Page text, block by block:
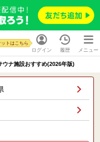
ログイン
トはこちら
履歴 メニュー
ウナ施設おすすめ(2026年版)